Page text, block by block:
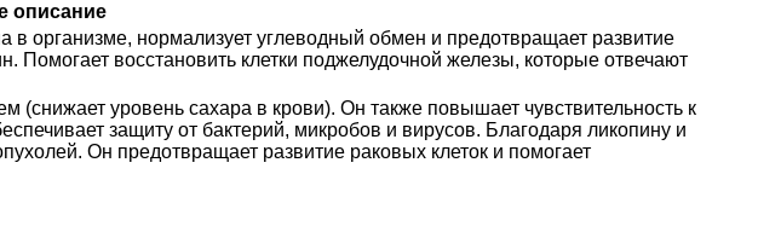
описание
в организме, нормализует углеводный обмен и предотвращает развитие
восстановить клетки поджелудочной железы, которые отвечают
уровень сахара в крови). Он также повышает чувствительность к
защиту от бактерий, микробов и вирусов. Благодаря ликопину и
Он предотвращает развитие раковых клеток и помогает